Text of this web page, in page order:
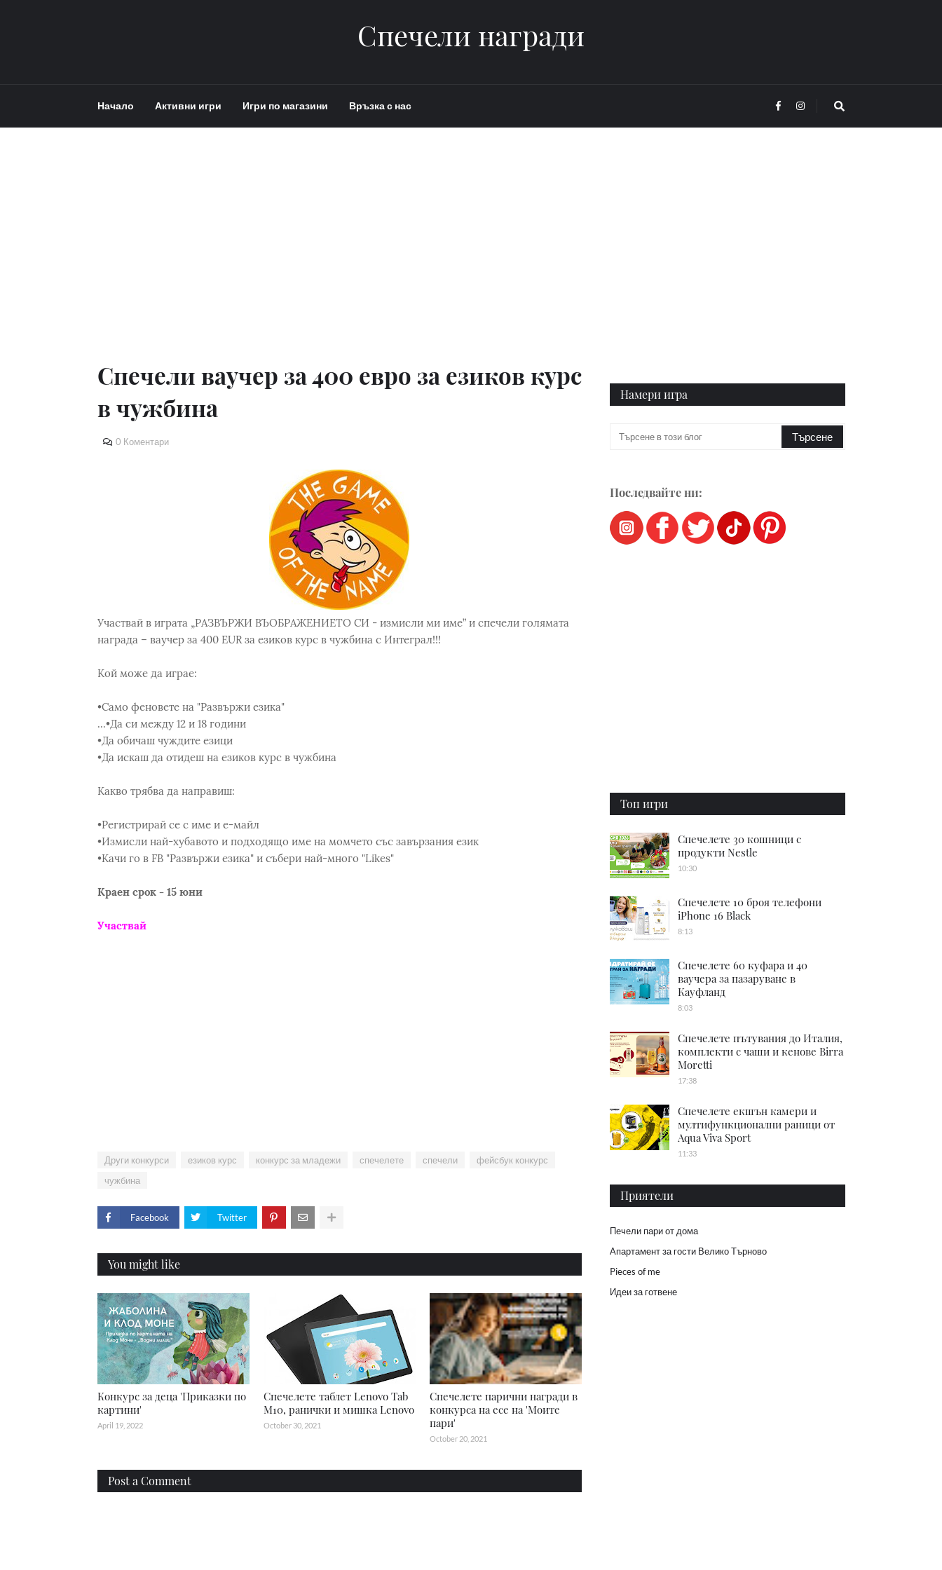
Спечели награди
Начало Активни игри Игри по магазини Връзка с нас
Спечели ваучер за 400 евро за езиков курс
в чужбина
0 Коментари
Участвай в играта „РАЗВЪРЖИ ВЪОБРАЖЕНИЕТО СИ - измисли ми име” и спечели голямата
награда – ваучер за 400 EUR за езиков курс в чужбина с Интеграл!!!
Кой може да играе:
•Само феновете на "Развържи езика"
...•Да си между 12 и 18 години
•Да обичаш чуждите езици
•Да искаш да отидеш на езиков курс в чужбина
Какво трябва да направиш:
•Регистрирай се с име и е-майл
•Измисли най-хубавото и подходящо име на момчето със завързания език
•Качи го в FB "Развържи езика" и събери най-много "Likes"
Краен срок - 15 юни
Участвай
Други конкурси езиков курс конкурс за младежи спечелете спечели
фейсбук конкурс
чужбина
Facebook Twitter
You might like
Конкурс за деца 'Приказки по
картини'
April 19, 2022
Спечелете таблет Lenovo Tab
M10, ранички и мишка Lenovo
October 30, 2021
Спечелете парични награди в
конкурса на есе на 'Моите
пари'
October 20, 2021
Post a Comment
Намери игра
Последвайте ни:
Топ игри
Спечелете 30 кошници с
продукти Nestle
10:30
Спечелете 10 броя телефони
iPhone 16 Black
8:13
Спечелете 60 куфара и 40
ваучера за пазаруване в
Кауфланд
8:03
Спечелете пътувания до Италия,
комплекти с чаши и кенове Birra
Moretti
17:38
Спечелете екшън камери и
мултифункционални раници от
Aqua Viva Sport
11:33
Приятели
Печели пари от дома
Апартамент за гости Велико Търново
Pieces of me
Идеи за готвене